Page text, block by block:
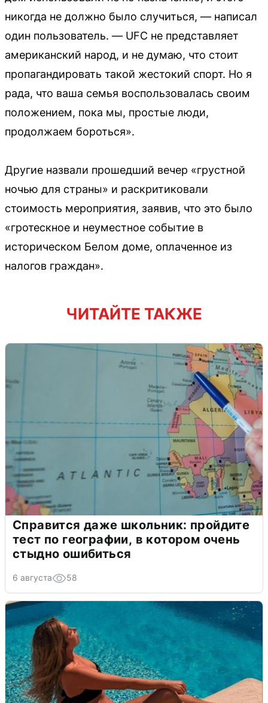
никогда не должно было случиться, — написал
один пользователь. — UFC не представляет
американский народ, и не думаю, что стоит
пропагандировать такой жестокий спорт. Но я
рада, что ваша семья воспользовалась своим
положением, пока мы, простые люди,
продолжаем бороться».
Другие назвали прошедший вечер «грустной
ночью для страны» и раскритиковали
стоимость мероприятия, заявив, что это было
«гротескное и неуместное событие в
историческом Белом доме, оплаченное из
налогов граждан».
ЧИТАЙТЕ ТАКЖЕ
Справится даже школьник: пройдите
тест по географии, в котором очень
стыдно ошибиться
6 августа 58